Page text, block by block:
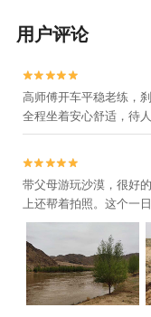
用户评论


高师傅开车平稳老练，
全程坐着安心舒适，待


带父母游玩沙漠，很好
上还帮着拍照。这个一